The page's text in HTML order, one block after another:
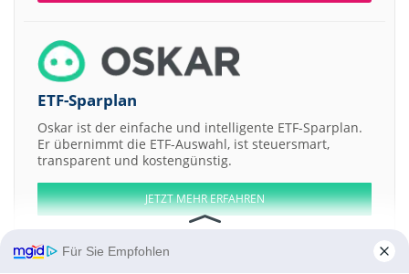
ETF-Sparplan
Oskar ist der einfache und intelligente ETF-Sparplan.
Er übernimmt die ETF-Auswahl, ist steuersmart,
transparent und kostengünstig.
JETZT MEHR ERFAHREN
Für Sie Empfohlen